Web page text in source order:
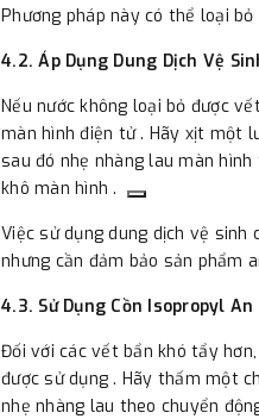
Phương pháp này có thể loại
4.2. Áp Dụng Dung Dịch Vệ
Nếu nước không loại bỏ được
màn hình điện tử . Hãy xịt một
sau đó nhẹ nhàng lau màn
khô màn hình .
Việc sử dụng dung dịch vệ sinh
nhưng cần đảm bảo sản phẩm
4.3. Sử Dụng Cồn Isopropyl An
Đối với các vết bẩn khó tẩy
được sử dụng . Hãy thấm một
nhẹ nhàng lau theo chuyển